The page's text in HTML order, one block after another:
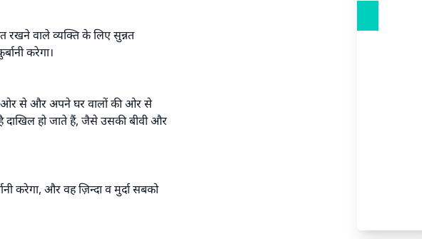
रखने वाले व्यक्ति के लिए सुन्नत
करेगा।
ओर से और अपने घर वालों की ओर से
दाखिल हो जाते हैं, जैसे उसकी बीवी और
और वह ज़िन्दा व मुर्दा सबको
बचाई।.